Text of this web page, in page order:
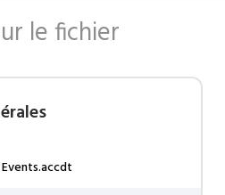
le fichier
Events.accdt